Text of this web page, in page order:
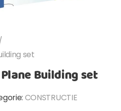
set
Building set
CONSTRUCTIE